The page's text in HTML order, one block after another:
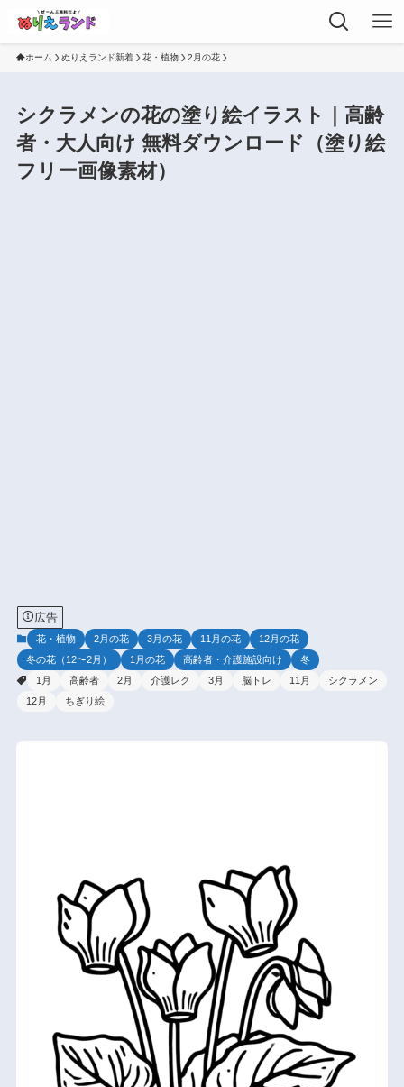
ホーム ぬりえランド新着 花・植物 2月の花
シクラメンの花の塗り絵イラスト｜高齢
者・大人向け 無料ダウンロード（塗り絵
フリー画像素材）
広告
花・植物 2月の花 3月の花 11月の花
12月の花
冬の花（12〜2月）
1月の花 高齢者・介護施設向け
冬
1月
高齢者 2月 介護レク 3月 脳トレ 11月
シクラメン
12月
ちぎり絵